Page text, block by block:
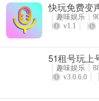
快玩免费变
趣味娱乐
v1.1
51租号玩上
趣味娱乐
v3.0.6.0